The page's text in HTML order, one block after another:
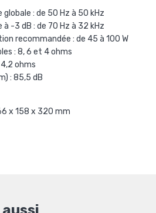
: de 50 Hz à 50 kHz
-3 dB : de 70 Hz à 32 kHz
recommandée : de 45 à 100 W
: 8, 6 et 4 ohms
ohms
: 85,5 dB
x 158 x 320 mm